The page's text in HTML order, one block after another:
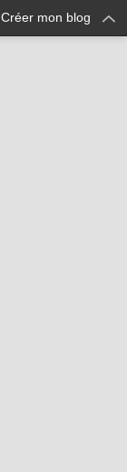
Créer mon blog